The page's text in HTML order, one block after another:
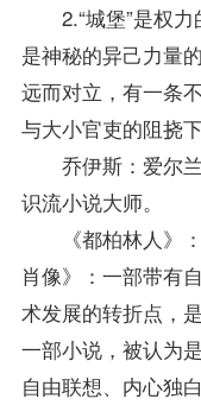
2.“城堡”是权力
是神秘的异己力量
远而对立，有一条
与大小官吏的阻挠
乔伊斯：爱尔兰
识流小说大师。
《都柏林人》：
肖像》：一部带有
术发展的转折点，
一部小说，被认为
自由联想、内心独